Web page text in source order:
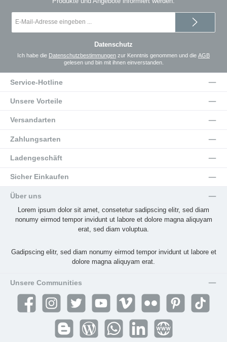
Mail-
Datenschutz
Ich habe die Datenschutzbestimmungen zur Kenntnis genommen und die AGB
gelesen und bin mit ihnen einverstanden.
Service-Hotline
Unsere Vorteile
Versandarten
Zahlungsarten
Ladengeschäft
Sicher Einkaufen
Über uns
Lorem ipsum dolor sit amet, consetetur sadipscing elitr, sed diam
nonumy eirmod tempor invidunt ut labore et dolore magna aliquyam
erat, sed diam voluptua.
Gadipscing elitr, sed diam nonumy eirmod tempor invidunt ut labore et
dolore magna aliquyam erat.
Unsere Communities
Facebook Instagram Twitter YouTube Vimeo Flickr Pinterest TikTok
Blogger Blog WhatsApp Website